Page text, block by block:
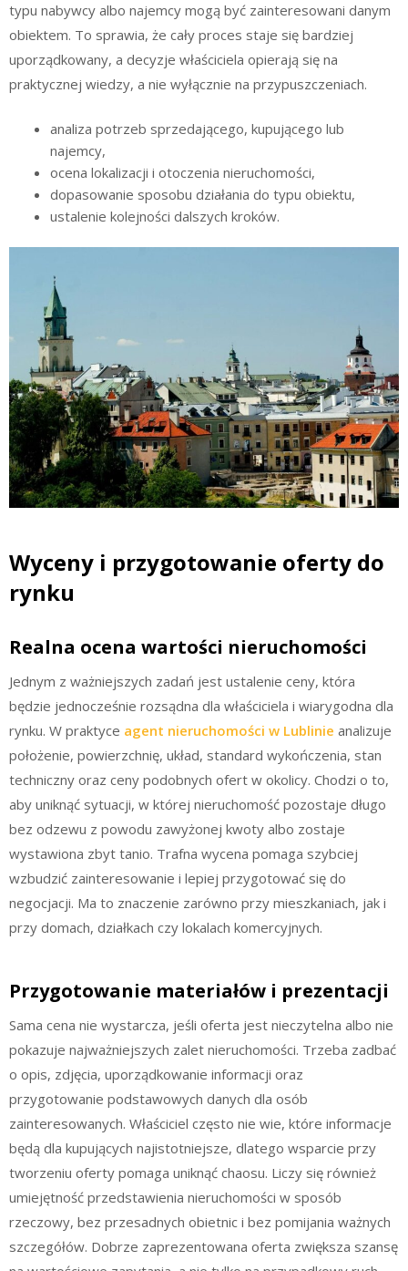
typu nabywcy albo najemcy mogą być zainteresowani danym
obiektem. To sprawia, że cały proces staje się bardziej
uporządkowany, a decyzje właściciela opierają się na
praktycznej wiedzy, a nie wyłącznie na przypuszczeniach.
analiza potrzeb sprzedającego, kupującego lub
najemcy,
ocena lokalizacji i otoczenia nieruchomości,
dopasowanie sposobu działania do typu obiektu,
ustalenie kolejności dalszych kroków.
Wyceny i przygotowanie oferty do
rynku
Realna ocena wartości nieruchomości
Jednym z ważniejszych zadań jest ustalenie ceny, która
będzie jednocześnie rozsądna dla właściciela i wiarygodna dla
rynku. W praktyce agent nieruchomości w Lublinie analizuje
położenie, powierzchnię, układ, standard wykończenia, stan
techniczny oraz ceny podobnych ofert w okolicy. Chodzi o to,
aby uniknąć sytuacji, w której nieruchomość pozostaje długo
bez odzewu z powodu zawyżonej kwoty albo zostaje
wystawiona zbyt tanio. Trafna wycena pomaga szybciej
wzbudzić zainteresowanie i lepiej przygotować się do
negocjacji. Ma to znaczenie zarówno przy mieszkaniach, jak i
przy domach, działkach czy lokalach komercyjnych.
Przygotowanie materiałów i prezentacji
Sama cena nie wystarcza, jeśli oferta jest nieczytelna albo nie
pokazuje najważniejszych zalet nieruchomości. Trzeba zadbać
o opis, zdjęcia, uporządkowanie informacji oraz
przygotowanie podstawowych danych dla osób
zainteresowanych. Właściciel często nie wie, które informacje
będą dla kupujących najistotniejsze, dlatego wsparcie przy
tworzeniu oferty pomaga uniknąć chaosu. Liczy się również
umiejętność przedstawienia nieruchomości w sposób
rzeczowy, bez przesadnych obietnic i bez pomijania ważnych
szczegółów. Dobrze zaprezentowana oferta zwiększa szansę